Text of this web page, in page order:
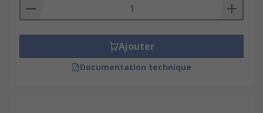
Ajouter
Documentation technique